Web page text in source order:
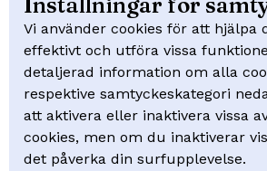
Trafikverket
NCC
Swep
Mölndal Energi
Kunskap
Vi använder cookies för att hjälpa
effektivt och utföra vissa
detaljerad information om alla
respektive samtyckeskategori
att aktivera eller inaktivera vissa
cookies, men om du inaktiverar
det påverka din surfupplevelse.